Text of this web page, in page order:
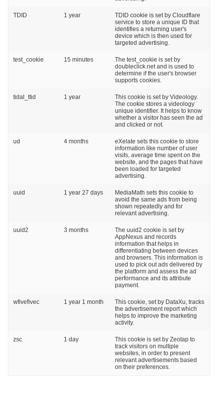
TDID 1 year
TDID cookie is set by Cloudflare
service to store a unique ID that
identifies a returning user's
device which is then used for
targeted advertising.
test_cookie 15 minutes
The test_cookie is set by
doubleclick.net and is used to
determine if the user's browser
supports cookies.
tidal_ttid 1 year
This cookie is set by Videology.
The cookie stores a videology
unique identifier. It helps to know
whether a visitor has seen the ad
and clicked or not.
ud 4 months
eXelate sets this cookie to store
information like number of user
visits, average time spent on the
website, and the pages that have
been loaded for targeted
advertising.
uuid 1 year 27 days
MediaMath sets this cookie to
avoid the same ads from being
shown repeatedly and for
relevant advertising.
uuid2 3 months
The uuid2 cookie is set by
AppNexus and records
information that helps in
differentiating between devices
and browsers. This information is
used to pick out ads delivered by
the platform and assess the ad
performance and its attribute
payment.
wfivefivec 1 year 1 month
This cookie, set by DataXu, tracks
the advertisement report which
helps to improve the marketing
activity.
zsc 1 day
This cookie is set by Zeotap to
track visitors on multiple
websites, in order to present
relevant advertisements based
on their preferences.